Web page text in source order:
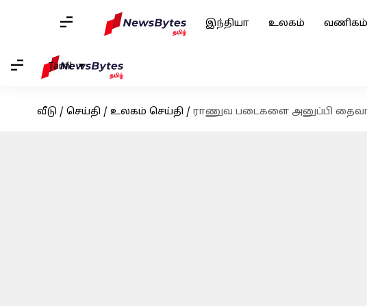
இந்தியா உலகம் வணிகம்
Tamil
வீடு / செய்தி / உலகம் செய்தி / ராணுவ படைகளை அனுப்பி